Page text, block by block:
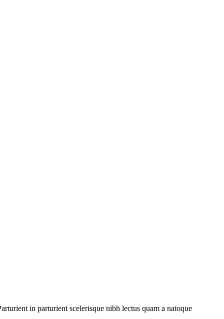
in parturient scelerisque nibh lectus quam a natoque